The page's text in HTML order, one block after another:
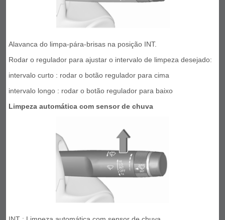
Alavanca do limpa-pára-brisas na posição INT.
Rodar o regulador para ajustar o intervalo de limpeza desejado:
intervalo curto : rodar o botão regulador para cima
intervalo longo : rodar o botão regulador para baixo
Limpeza automática com sensor de chuva